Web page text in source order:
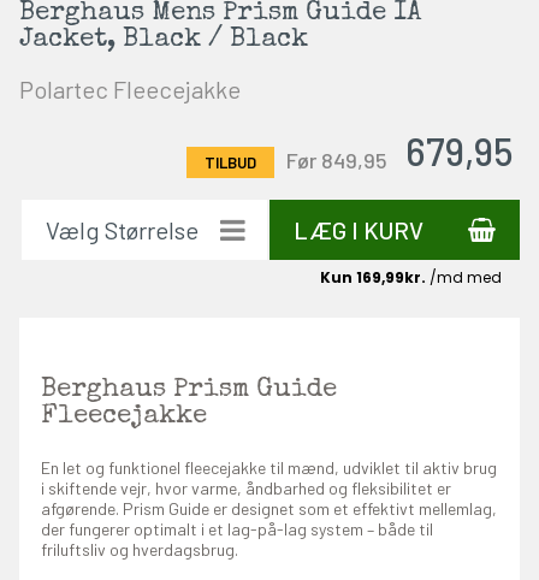
Berghaus Mens Prism Guide IA
Jacket, Black / Black
Polartec Fleecejakke
679,95
Før 849,95
LÆG I KURV
Berghaus Prism Guide
Fleecejakke
En let og funktionel fleecejakke til mænd, udviklet til aktiv brug
i skiftende vejr, hvor varme, åndbarhed og fleksibilitet er
afgørende. Prism Guide er designet som et effektivt mellemlag,
der fungerer optimalt i et lag-på-lag system – både til
friluftsliv og hverdagsbrug.